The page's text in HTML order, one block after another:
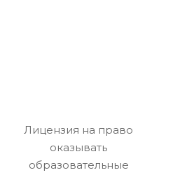
Лицензия на право
оказывать
образовательные